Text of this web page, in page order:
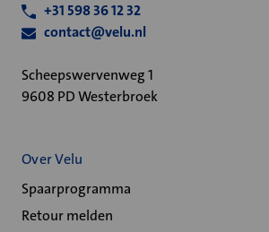
+31 598 36 12 32
contact@velu.nl
Scheepswervenweg 1
9608 PD Westerbroek
Over Velu
Spaarprogramma
Retour melden